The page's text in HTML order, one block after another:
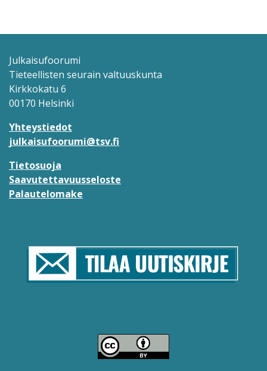
Julkaisufoorumi
Tieteellisten seurain valtuuskunta
Kirkkokatu 6
00170 Helsinki
Yhteystiedot
julkaisufoorumi@tsv.fi
Tietosuoja
Saavutettavuusseloste
Palautelomake